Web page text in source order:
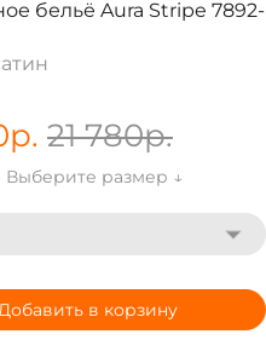
бельё Aura Stripe 7892-
р. 21 780р.
Выберите размер ↓
в корзину